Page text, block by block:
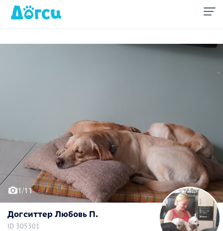
1/11
Догситтер Любовь П.
ID 305301